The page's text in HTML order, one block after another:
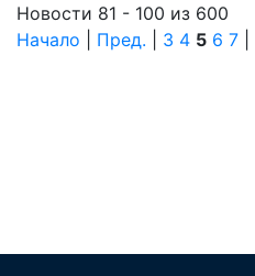
Новости 81 - 100 из 600
Начало
Пред. 3 4 5 6 7